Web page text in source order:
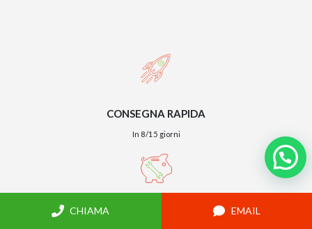
CHIAMA EMAIL
CONSEGNA RAPIDA
In 8/15 giorni
MONTAGGIO SEMPLICE